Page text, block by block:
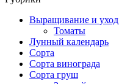
Выращивание и уход
Томаты
Лунный календарь
Сорта
Сорта винограда
Сорта груш